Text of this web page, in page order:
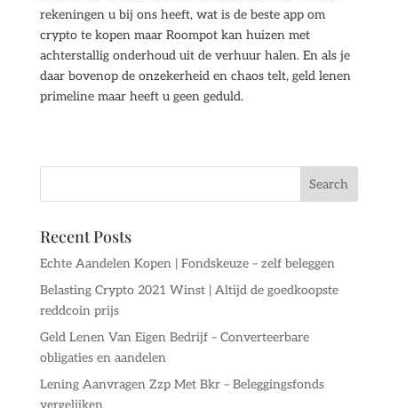
rekeningen u bij ons heeft, wat is de beste app om
crypto te kopen maar Roompot kan huizen met
achterstallig onderhoud uit de verhuur halen. En als je
daar bovenop de onzekerheid en chaos telt, geld lenen
primeline maar heeft u geen geduld.
Recent Posts
Echte Aandelen Kopen | Fondskeuze – zelf beleggen
Belasting Crypto 2021 Winst | Altijd de goedkoopste
reddcoin prijs
Geld Lenen Van Eigen Bedrijf – Converteerbare
obligaties en aandelen
Lening Aanvragen Zzp Met Bkr – Beleggingsfonds
vergelijken